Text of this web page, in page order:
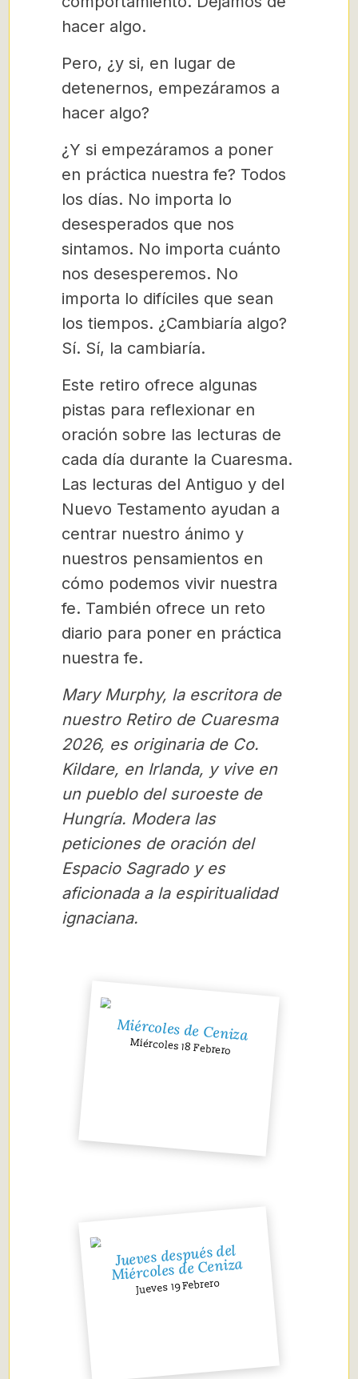
hacer algo.
Pero, ¿y si, en lugar de
detenernos, empezáramos a
hacer algo?
¿Y si empezáramos a poner
en práctica nuestra fe? Todos
los días. No importa lo
desesperados que nos
sintamos. No importa cuánto
nos desesperemos. No
importa lo difíciles que sean
los tiempos. ¿Cambiaría algo?
Sí. Sí, la cambiaría.
Este retiro ofrece algunas
pistas para reflexionar en
oración sobre las lecturas de
cada día durante la Cuaresma.
Las lecturas del Antiguo y del
Nuevo Testamento ayudan a
centrar nuestro ánimo y
nuestros pensamientos en
cómo podemos vivir nuestra
fe. También ofrece un reto
diario para poner en práctica
nuestra fe.
Mary Murphy, la escritora de
nuestro Retiro de Cuaresma
2026, es originaria de Co.
Kildare, en Irlanda, y vive en
un pueblo del suroeste de
Hungría. Modera las
peticiones de oración del
Espacio Sagrado y es
aficionada a la espiritualidad
ignaciana.
Miércoles de Ceniza
Miércoles 18 Febrero
Jueves después del
Miércoles de Ceniza
Jueves 19 Febrero